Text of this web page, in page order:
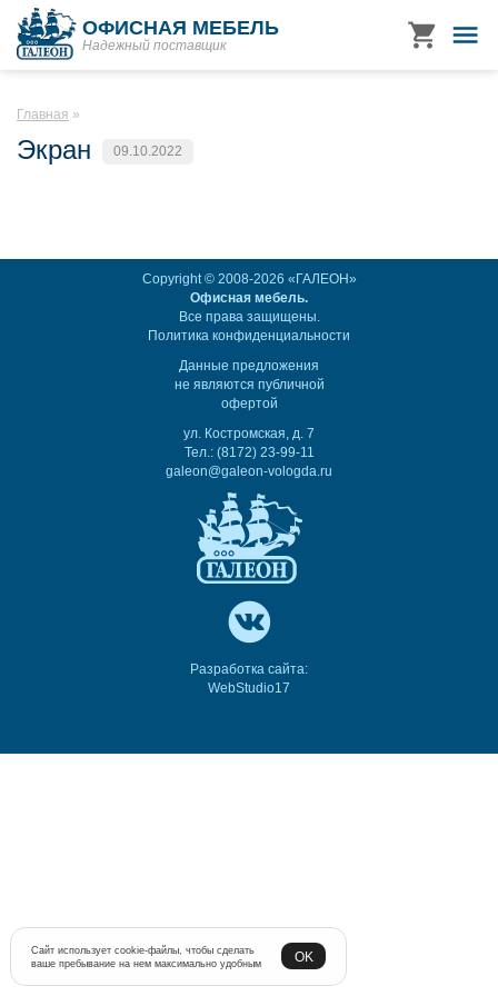
ОФИСНАЯ МЕБЕЛЬ
Надежный поставщик
Главная
Экран 09.10.2022
Copyright © 2008-2026 «ГАЛЕОН»
Офисная мебель.
Все права защищены.
Политика конфиденциальности
Данные предложения
не являются публичной
офертой
ул. Костромская, д. 7
Тел.: (8172) 23-99-11
galeon@galeon-vologda.ru
Разработка сайта:
WebStudio17
Сайт использует cookie-файлы, чтобы сделать
ваше пребывание на нем максимально удобным
OK